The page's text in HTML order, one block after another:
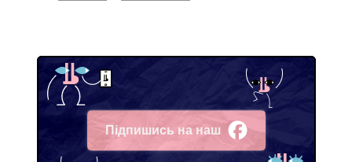
Підпишись на наш
Facebook